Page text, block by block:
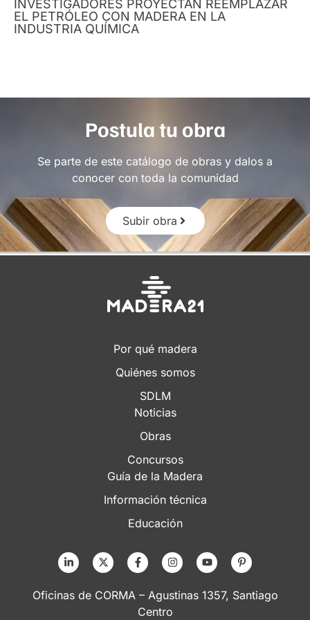
INVESTIGADORES PROYECTAN REEMPLAZAR
EL PETRÓLEO CON MADERA EN LA
INDUSTRIA QUÍMICA
Postula tu obra
Se parte de este catálogo de obras y dalos a
conocer con toda la comunidad
Subir obra
Por qué madera
Quiénes somos
SDLM
Noticias
Obras
Concursos
Guía de la Madera
Información técnica
Educación
Oficinas de CORMA – Agustinas 1357, Santiago
Centro